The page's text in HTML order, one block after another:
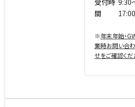
受付時
間
9:30
17:00
※年末年始・
業時お問い合
せをご確認くだ